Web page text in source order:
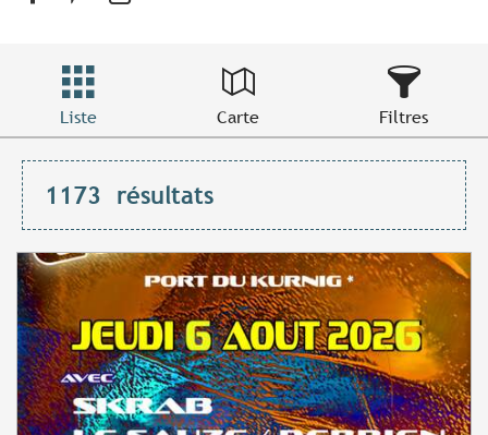
Liste Carte Filtres
1173 résultats